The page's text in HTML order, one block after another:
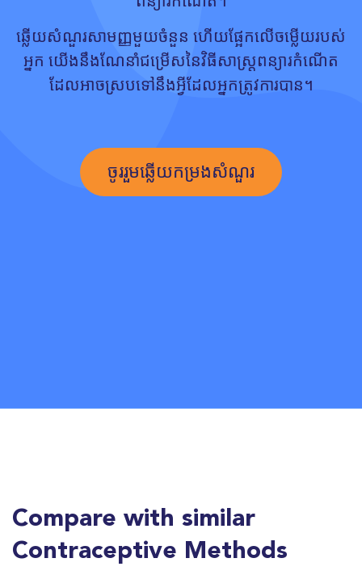
ឆ្លើយសំណួរសាមញ្ញមួយចំនួន ហើយផ្អែកលើចម្លើយរបស់
អ្នក យើងនឹងណែនាំជម្រើសនៃវិធីសាស្រ្តពន្យារកំណើត
ដែលអាចស្របទៅនឹងអ្វីដែលអ្នកត្រូវការបាន។
ចូររួមឆ្លើយកម្រងសំណួរ
Compare with similar
Contraceptive Methods